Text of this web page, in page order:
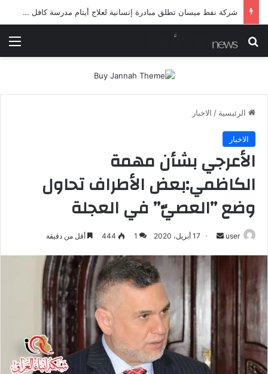
شرطة ميسان تلقي القبض على مطلقي العيارات النارية أثناء تشييع جنائزي في العمارة
بحث عن
الرئيسية / الاخبار
الاخبار
الأعرجي بشأن مهمة
الكاظمي:بعض الأطراف تحاول
وضع ’’العصيّ’’ في العجلة
user
أرسل
إلكترونيا
17 أبريل، 2020 1
444 أقل من دقيقة